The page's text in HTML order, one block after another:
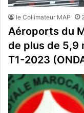
le Collimateur MAP
Aéroports du
de plus de 5,9
T1-2023